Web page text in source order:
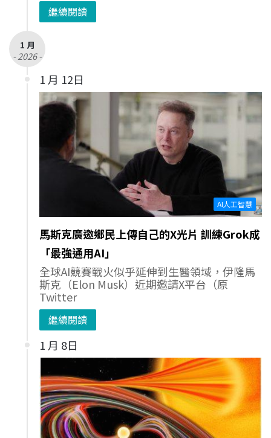
繼續閱讀
1 月
- 2026 -
1 月 12日
AI人工智慧
馬斯克廣邀鄉民上傳自己的X光片 訓練Grok成
「最強通用AI」
全球AI競賽戰火似乎延伸到生醫領域，伊隆馬
斯克（Elon Musk）近期邀請X平台（原
Twitter
繼續閱讀
1 月 8日